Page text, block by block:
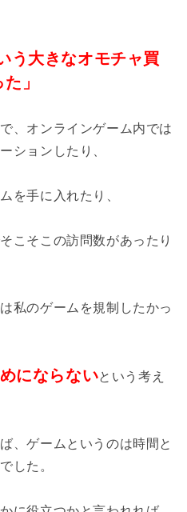
う大きなオモチャ買
」
、オンラインゲーム内では
ションしたり、
を手に入れたり、
こそこの訪問数があったり
私のゲームを規制したかっ
にならないという考え
、ゲームというのは時間と
した。